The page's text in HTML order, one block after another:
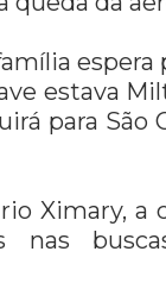
estava
para
Ximary,
nas